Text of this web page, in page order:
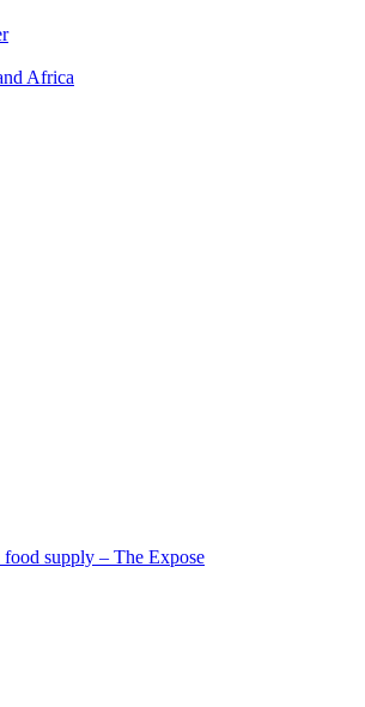
Africa
supply – The Expose